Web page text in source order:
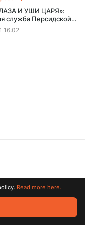
И УШИ ЦАРЯ»:
служба Персидской
Шпионаж при
| Хроники
16:02
All trademarks
Read more here.